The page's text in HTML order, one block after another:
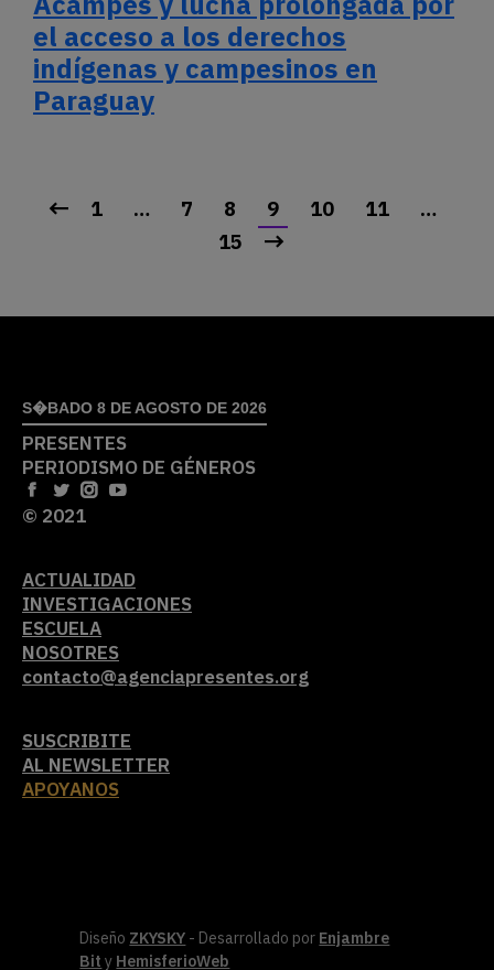
el acceso a los derechos
indígenas y campesinos en
Paraguay
1 … 7 8 9 10 11
…
15
S�BADO 8 DE AGOSTO DE 2026
PRESENTES
PERIODISMO DE GÉNEROS
© 2021
ACTUALIDAD
INVESTIGACIONES
ESCUELA
NOSOTRES
contacto@agenciapresentes.org
SUSCRIBITE
AL NEWSLETTER
APOYANOS
Diseño ZKYSKY - Desarrollado por Enjambre
Bit y HemisferioWeb